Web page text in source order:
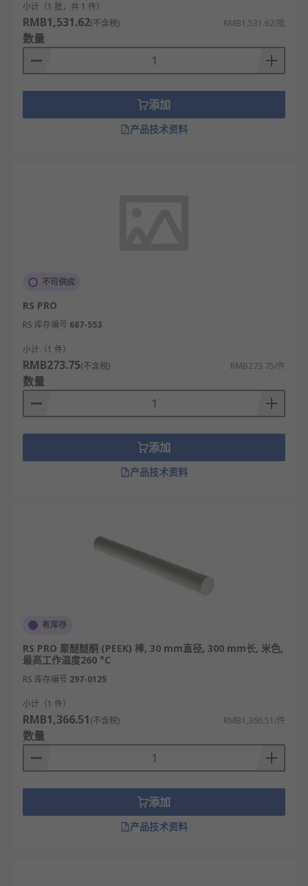
小计（1 批，共 1 件）
RMB1,531.62(不含税) RMB1,531.62/批
数量
添加
产品技术资料
不可供应
RS PRO
RS 库存编号 687-553
小计（1 件）
RMB273.75(不含税) RMB273.75/件
数量
添加
产品技术资料
有库存
RS PRO 聚醚醚酮 (PEEK) 棒, 30 mm直径, 300 mm长, 米色,
最高工作温度260 °C
RS 库存编号 297-0125
小计（1 件）
RMB1,366.51(不含税) RMB1,366.51/件
数量
添加
产品技术资料